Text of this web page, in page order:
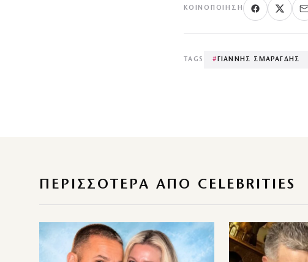
ΚΟΙΝΟΠΟΊΗΣΗ
TAGS # ΓΙΑΝΝΗΣ ΣΜΑΡΑΓΔΗΣ
ΠΕΡΙΣΣΌΤΕΡΑ ΑΠΌ CELEBRITIES